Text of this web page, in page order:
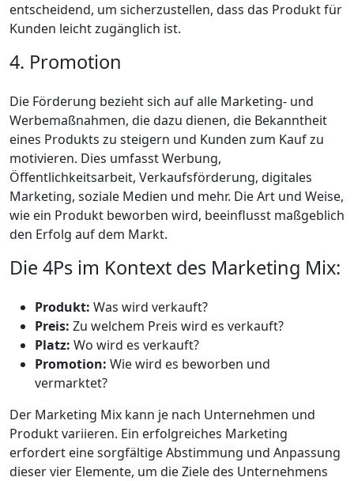
entscheidend, um sicherzustellen, dass das Produkt für
Kunden leicht zugänglich ist.
4. Promotion
Die Förderung bezieht sich auf alle Marketing- und
Werbemaßnahmen, die dazu dienen, die Bekanntheit
eines Produkts zu steigern und Kunden zum Kauf zu
motivieren. Dies umfasst Werbung,
Öffentlichkeitsarbeit, Verkaufsförderung, digitales
Marketing, soziale Medien und mehr. Die Art und Weise,
wie ein Produkt beworben wird, beeinflusst maßgeblich
den Erfolg auf dem Markt.
Die 4Ps im Kontext des Marketing Mix:
Produkt: Was wird verkauft?
Preis: Zu welchem Preis wird es verkauft?
Platz: Wo wird es verkauft?
Promotion: Wie wird es beworben und
vermarktet?
Der Marketing Mix kann je nach Unternehmen und
Produkt variieren. Ein erfolgreiches Marketing
erfordert eine sorgfältige Abstimmung und Anpassung
dieser vier Elemente, um die Ziele des Unternehmens